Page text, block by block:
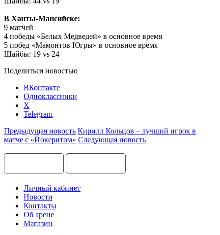
В Ханты-Мансийске:
9 матчей
4 победы «Белых Медведей» в основное время
5 побед «Мамонтов Югры» в основное время
Шайбы: 19 vs 24
Поделиться новостью
ВКонтакте
Одноклассники
X
Telegram
Предыдущая новость Кирилл Кольцов – лучший игрок в
матче с «Йокеритом» Следующая новость
Личный кабинет
Новости
Контакты
Об арене
Магазин